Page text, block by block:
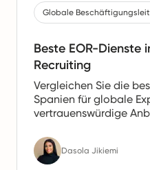
Globale
Beste EOR-Dienste
Recruiting
Vergleichen Sie die
Spanien für globale
vertrauenswürdige
Unterstützung für
Dasola Jikiemi